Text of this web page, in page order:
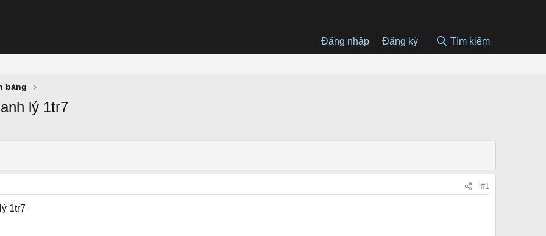
Đăng nhập Đăng ký Tìm kiếm
bảng
lý 1tr7
#1
1tr7